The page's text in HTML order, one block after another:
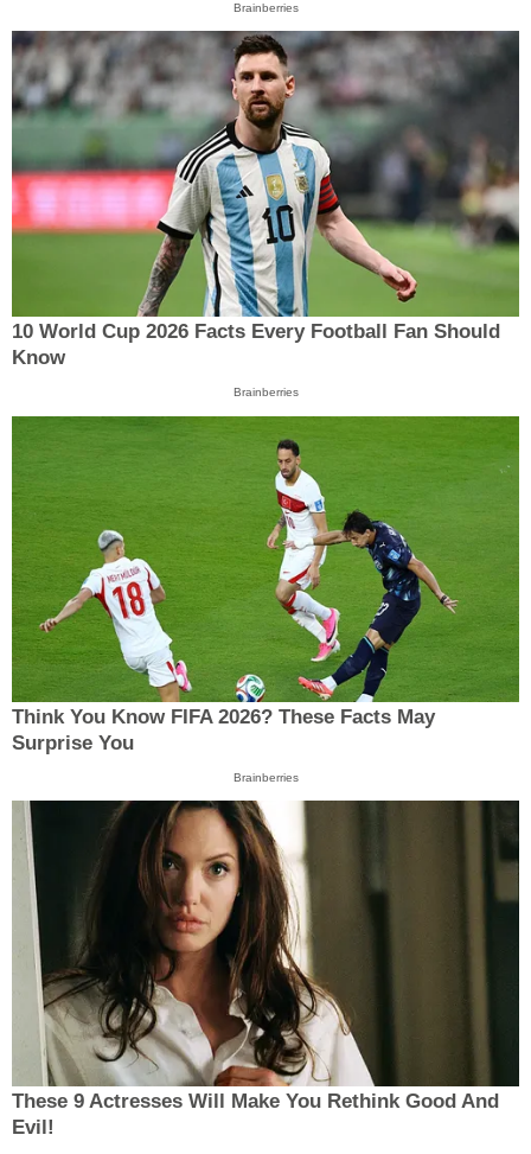
Brainberries
10 World Cup 2026 Facts Every Football Fan Should
Know
Brainberries
Think You Know FIFA 2026? These Facts May
Surprise You
Brainberries
These 9 Actresses Will Make You Rethink Good And
Evil!